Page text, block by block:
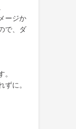
ージか
で、ダ
。
ずに。